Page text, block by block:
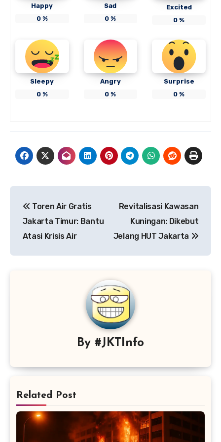
Happy
0%
Sad
0 %
Excited
0 %
Sleepy
0%
Angry
0 %
Surprise
0 %
pos
Toren Air Gratis
Jakarta Timur: Bantu
Atasi Krisis Air
Revitalisasi Kawasan
Kuningan: Dikebut
Jelang HUT Jakarta
By #JKTInfo
Related Post